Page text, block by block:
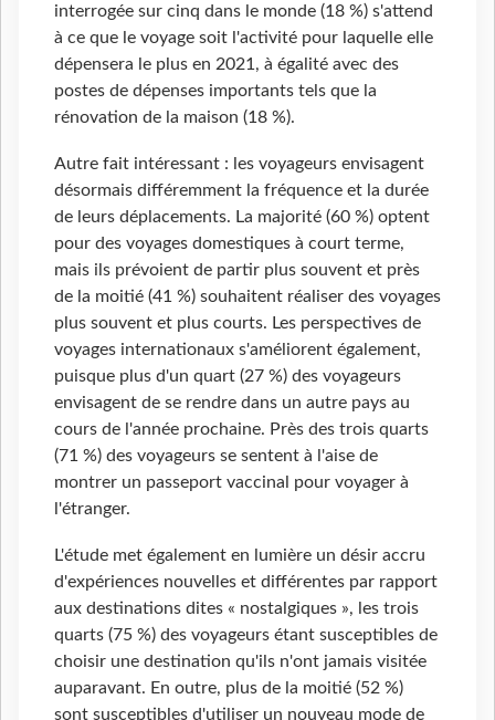
interrogée sur cinq dans le monde (18 %) s'attend
à ce que le voyage soit l'activité pour laquelle elle
dépensera le plus en 2021, à égalité avec des
postes de dépenses importants tels que la
rénovation de la maison (18 %).
Autre fait intéressant : les voyageurs envisagent
désormais différemment la fréquence et la durée
de leurs déplacements. La majorité (60 %) optent
pour des voyages domestiques à court terme,
mais ils prévoient de partir plus souvent et près
de la moitié (41 %) souhaitent réaliser des voyages
plus souvent et plus courts. Les perspectives de
voyages internationaux s'améliorent également,
puisque plus d'un quart (27 %) des voyageurs
envisagent de se rendre dans un autre pays au
cours de l'année prochaine. Près des trois quarts
(71 %) des voyageurs se sentent à l'aise de
montrer un passeport vaccinal pour voyager à
l'étranger.
L'étude met également en lumière un désir accru
d'expériences nouvelles et différentes par rapport
aux destinations dites « nostalgiques », les trois
quarts (75 %) des voyageurs étant susceptibles de
choisir une destination qu'ils n'ont jamais visitée
auparavant. En outre, plus de la moitié (52 %)
sont susceptibles d'utiliser un nouveau mode de